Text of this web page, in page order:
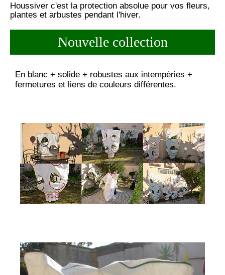
Houssiver c'est la protection absolue pour vos fleurs,
plantes et arbustes pendant l'hiver.
Nouvelle collection
En blanc + solide + robustes aux intempéries +
fermetures et liens de couleurs différentes.